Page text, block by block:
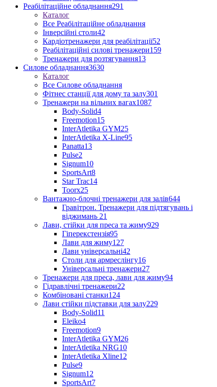
Реабілітаційне обладнання291
Каталог
Все Реабілітаційне обладнання
Інверсійні столи42
Кардіотренажери для реабілітації52
Реабілітаційні силові тренажери159
Тренажери для розтягування13
Силове обладнання3630
Каталог
Все Силове обладнання
Фітнес станції для дому та залу301
Тренажери на вільних вагах1087
Body-Solid4
Freemotion15
InterAtletika GYM25
InterAtletika X-Line95
Panatta13
Pulse2
Signum10
SportsArt8
Star Trac14
Toorx25
Вантажно-блочні тренажери для залів644
Гравітрон. Тренажери для підтягувань і
віджимань 21
Лави, стійки для преса та жиму929
Гіперекстензія95
Лави для жиму127
Лави універсальні42
Столи для армреслінгу16
Універсальні тренажери27
Тренажери для преса, лави для жиму94
Гідравлічні тренажери22
Комбіновані станки124
Лави стійки підставки для залу229
Body-Solid11
Eleiko4
Freemotion9
InterAtletika GYM26
InterAtletika NRG10
InterAtletika Xline12
Pulse9
Signum12
SportsArt7